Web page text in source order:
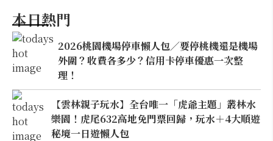
本日熱門
2026桃園機場停車懶人包／要停桃機還是機場
外圍？收費各多少？信用卡停車優惠一次整
理！
【雲林親子玩水】全台唯一「虎爺主題」叢林水
樂園！虎尾632高地免門票回歸，玩水＋4大順遊
秘境一日遊懶人包